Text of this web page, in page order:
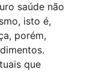
saúde não
isto é,
porém,
que